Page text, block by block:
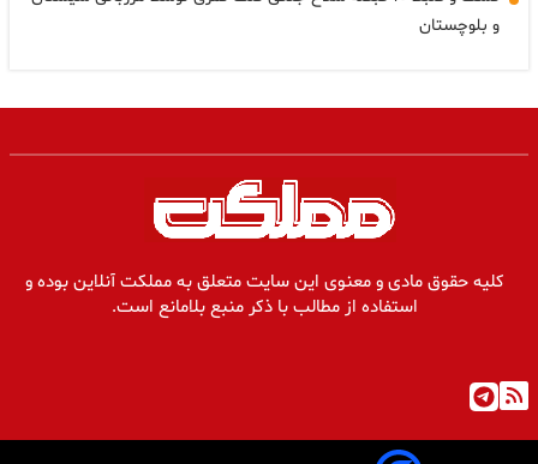
و بلوچستان
کلیه حقوق مادی و معنوی این سایت متعلق به مملکت آنلاین بوده و
استفاده از مطالب با ذکر منبع بلامانع است.